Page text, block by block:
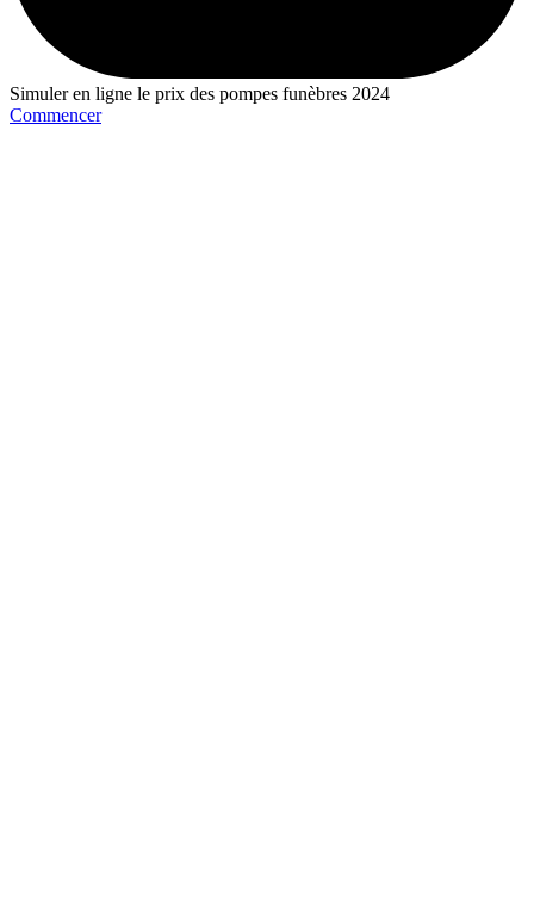
Simuler en ligne le prix des pompes funèbres 2024
Commencer